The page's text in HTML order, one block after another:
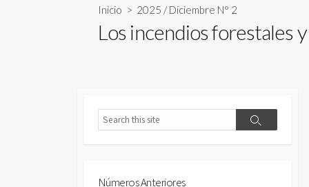
Inicio > 2025 /Diciembre N° 2
Los incendios forestales
Search
Search
Números Anteriores